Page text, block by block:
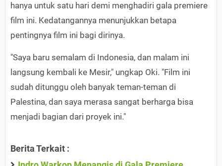
hanya untuk satu hari demi menghadiri gala premiere
film ini. Kedatangannya menunjukkan betapa
pentingnya film ini bagi dirinya.
"Saya baru semalam di Indonesia, dan malam ini
langsung kembali ke Mesir," ungkap Oki. "Film ini
sudah ditunggu oleh banyak teman-teman di
Palestina, dan saya merasa sangat berharga bisa
menjadi bagian dari proyek ini."
Berita Terkait :